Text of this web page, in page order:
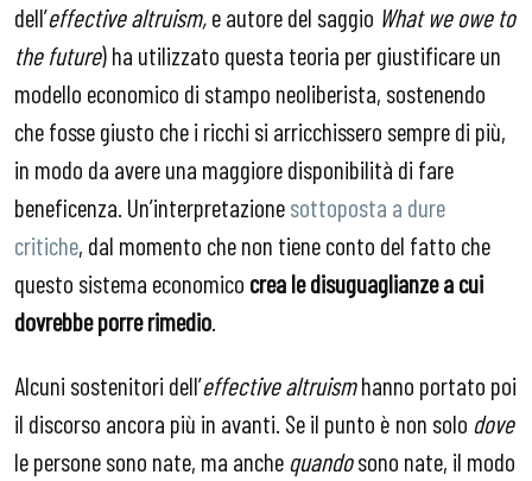
dell’effective altruism,e autore del saggio What we owe to
the future) ha utilizzato questa teoria per giustificare un
modello economico di stampo neoliberista, sostenendo
che fosse giusto che i ricchi si arricchissero sempre di più,
in modo da avere una maggiore disponibilità di fare
beneficenza. Un’interpretazionesottoposta a dure
critiche, dal momento che non tiene conto del fatto che
questo sistema economico crea le disuguaglianze a cui
dovrebbe porre rimedio.
Alcuni sostenitori dell’effective altruismhanno portato poi
il discorso ancora più in avanti. Se il punto è non solo dove
le persone sono nate, ma anchequandosono nate, il modo